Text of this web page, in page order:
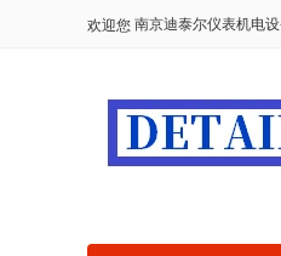
欢迎您 南京迪泰尔仪表机电